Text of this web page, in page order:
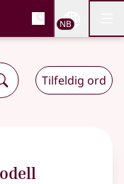
og
NB
Tilfeldig ord